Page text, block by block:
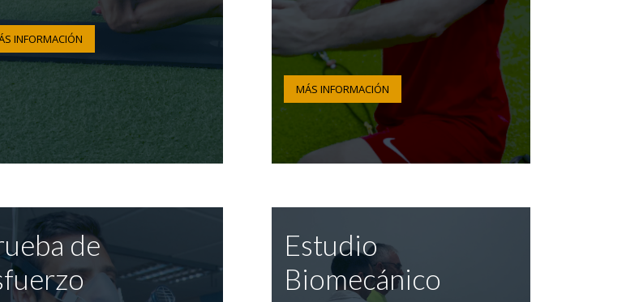
INFORMACIÓN
MÁS INFORMACIÓN
de
Estudio
Biomecánico